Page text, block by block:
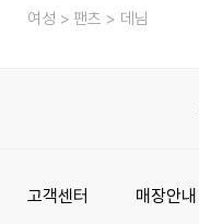
여성 팬츠 데님
고객센터 매장안내